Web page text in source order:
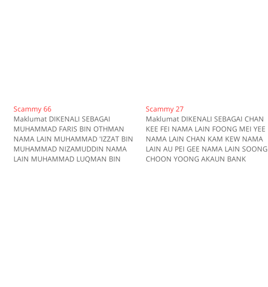
Scammy 66
Maklumat DIKENALI SEBAGAI
MUHAMMAD FARIS BIN OTHMAN
NAMA LAIN MUHAMMAD 'IZZAT BIN
MUHAMMAD NIZAMUDDIN NAMA
LAIN MUHAMMAD LUQMAN BIN
Scammy 27
Maklumat DIKENALI SEBAGAI CHAN
KEE FEI NAMA LAIN FOONG MEI YEE
NAMA LAIN CHAN KAM KEW NAMA
LAIN AU PEI GEE NAMA LAIN SOONG
CHOON YOONG AKAUN BANK